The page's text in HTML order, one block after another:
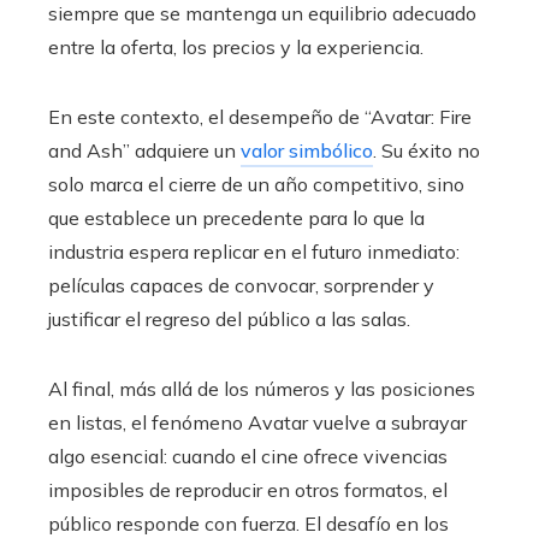
siempre que se mantenga un equilibrio adecuado
entre la oferta, los precios y la experiencia.
En este contexto, el desempeño de “Avatar: Fire
and Ash” adquiere un valor simbólico. Su éxito no
solo marca el cierre de un año competitivo, sino
que establece un precedente para lo que la
industria espera replicar en el futuro inmediato:
películas capaces de convocar, sorprender y
justificar el regreso del público a las salas.
Al final, más allá de los números y las posiciones
en listas, el fenómeno Avatar vuelve a subrayar
algo esencial: cuando el cine ofrece vivencias
imposibles de reproducir en otros formatos, el
público responde con fuerza. El desafío en los